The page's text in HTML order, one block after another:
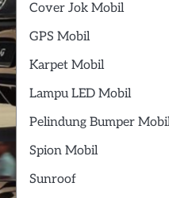
Cover Jok Mobil
GPS Mobil
Karpet Mobil
Lampu LED Mobil
Pelindung Bumper
Spion Mobil
Sunroof